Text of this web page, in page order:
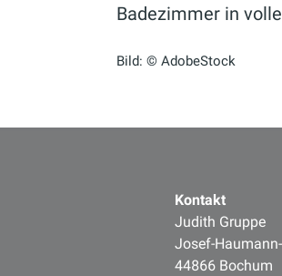
Badezimmer in
Bild: © AdobeStock
Kontakt
Judith Gruppe
Josef-
44866 Bochum